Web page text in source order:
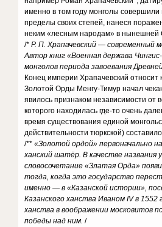
именно в том году монголы
пределы своих степей, нанеся
неким «лесным народам» в нынешней
/* Р. П. Храпачевский — современный
Автор книг «Военная держава
монголов периода завоевания
Конец империи Храпачевский относит
Золотой Орды Менгу-Тимур начал
явилось признаком независимости от
которого находилась где-то очень
время существования единой
действительности тюркской)
/** «Золотой ордой» первоначально
ханский шатёр. В качестве названия
словосочетание «Златая Орда»
тогда, когда это государство
именно — в «Казанской истории»,
Казанского ханства Иваном IV в 1552
ханства в воображении московитов
победы над ним. /